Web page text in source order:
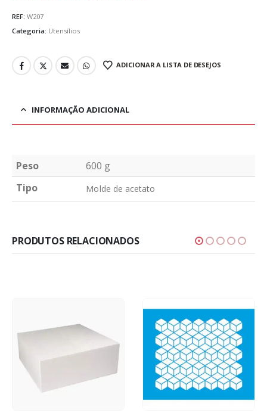
REF: W207
Categoria: Utensílios
ADICIONAR A LISTA DE DESEJOS
INFORMAÇÃO ADICIONAL
Peso
600 g
Tipo
Molde de acetato
PRODUTOS RELACIONADOS